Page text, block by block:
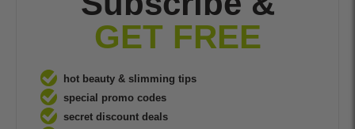
GET FREE
hot beauty & slimming tips
special promo codes
secret discount deals